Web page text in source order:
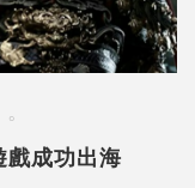
戲成功出海